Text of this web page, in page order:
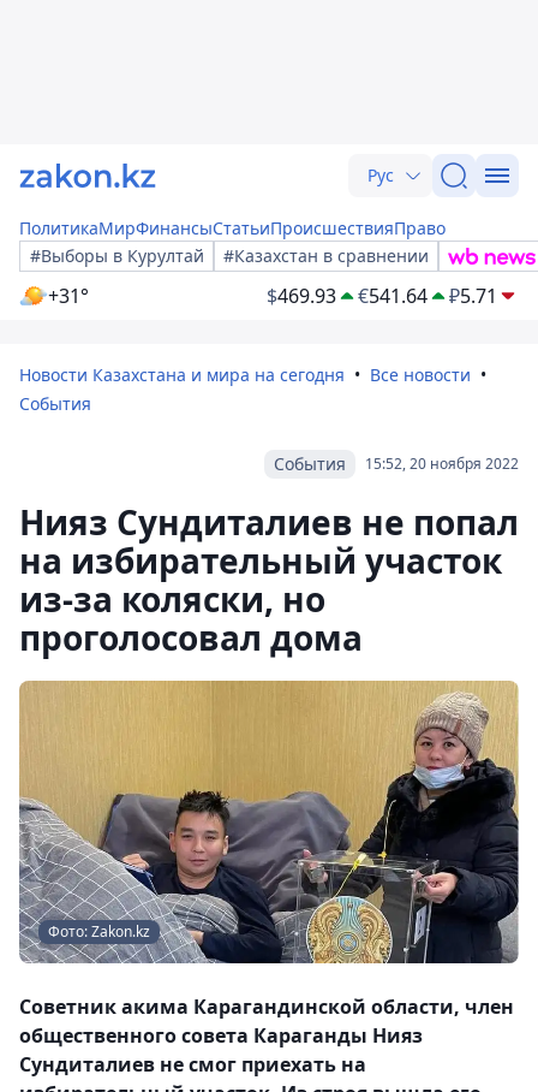
Рус
ПолитикаМирФинансыСтатьиПроисшествияПраво
#Выборы в Курултай
#Казахстан в сравнении
+31° $469.93 €541.64 ₽5.71
Новости Казахстана и мира на сегодня
Все новости
События
15:52, 20 ноября 2022
События
Нияз Сундиталиев не попал
на избирательный участок
из-за коляски, но
проголосовал дома
Фото: Zakon.kz
Советник акима Карагандинской области, член
общественного совета Караганды Нияз
Сундиталиев не смог приехать на